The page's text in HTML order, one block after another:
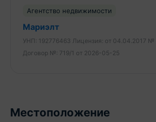
Плодовые деревья разных видов.
Есть свой колодец!
Агентство недвижимости
Мариэлт
УНП: 192776463 Лицензия: от 04.04.2017 №
Договор №: 719/1 от 2026-05-25
Местоположение